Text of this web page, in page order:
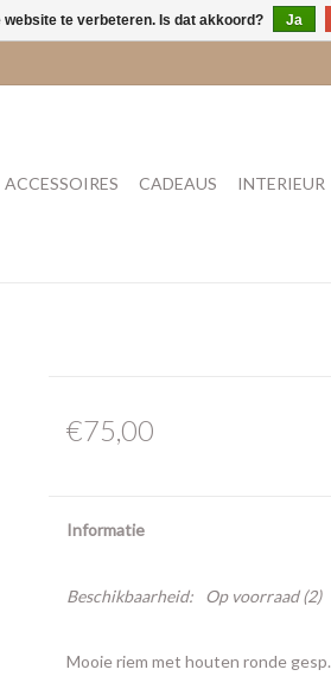
ACCESSOIRES CADEAUS INTERIEUR
€75,00
Informatie
Beschikbaarheid: Op voorraad(2)
Mooie riem met houten ronde gesp.
te verbeteren. Is dat akkoord? Ja